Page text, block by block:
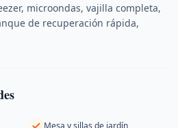
microondas, vajilla completa,
de recuperación rápida,
Mesa y sillas de jardín